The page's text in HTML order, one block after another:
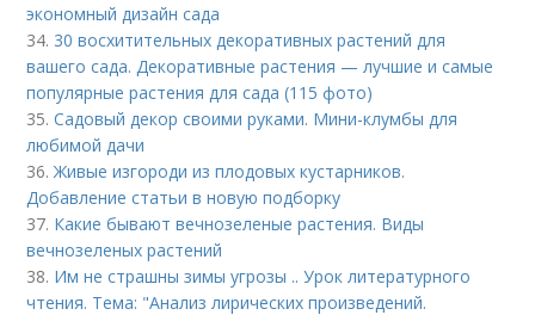
экономный дизайн сада
34. 30 восхитительных декоративных растений для
вашего сада. Декоративные растения — лучшие и самые
популярные растения для сада (115 фото)
35.Садовый декор своими руками. Мини-клумбы для
любимой дачи
36.Живые изгороди из плодовых кустарников.
Добавление статьи в новую подборку
37. Какие бывают вечнозеленые растения. Виды
вечнозеленых растений
38. Им не страшны зимы угрозы .. Урок литературного
чтения. Тема: "Анализ лирических произведений.